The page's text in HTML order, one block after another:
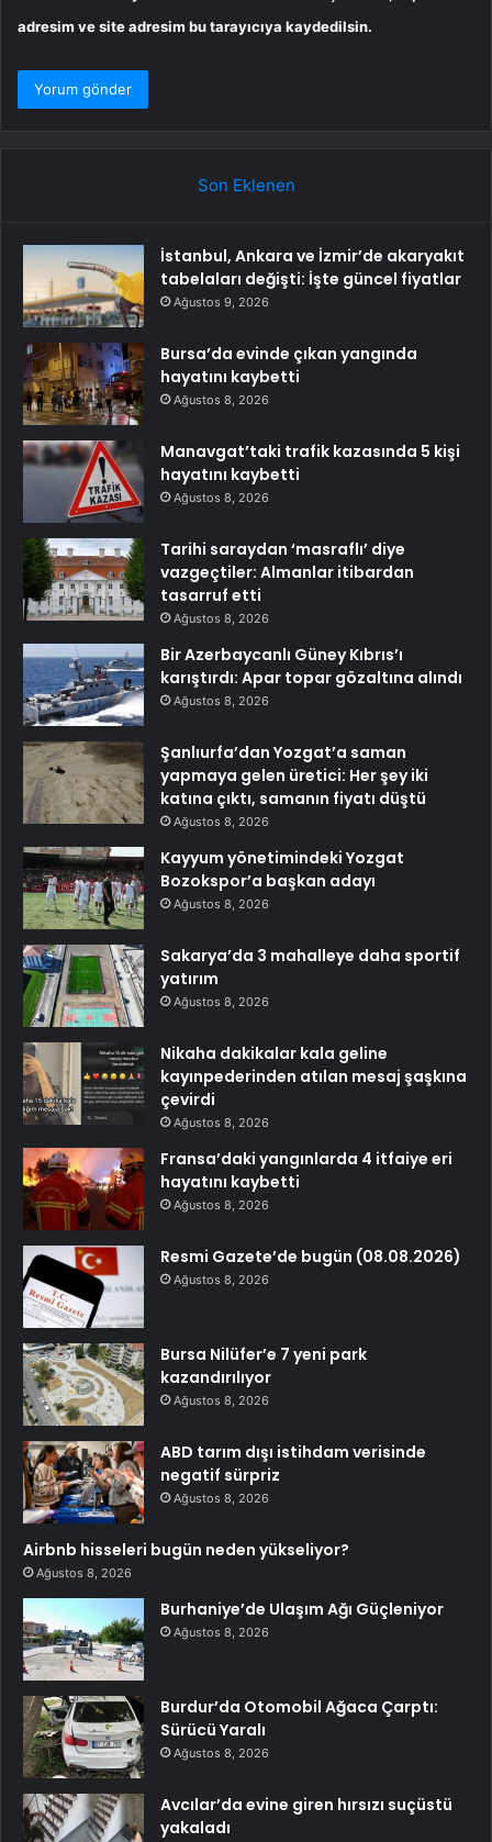
adresim ve site adresim bu tarayıcıya kaydedilsin.
Son Eklenen
İstanbul, Ankara ve İzmir’de akaryakıt
tabelaları değişti: İşte güncel fiyatlar
Ağustos 9, 2026
Bursa’da evinde çıkan yangında
hayatını kaybetti
Ağustos 8, 2026
Manavgat’taki trafik kazasında 5 kişi
hayatını kaybetti
Ağustos 8, 2026
Tarihi saraydan ‘masraflı’ diye
vazgeçtiler: Almanlar itibardan
tasarruf etti
Ağustos 8, 2026
Bir Azerbaycanlı Güney Kıbrıs’ı
karıştırdı: Apar topar gözaltına alındı
Ağustos 8, 2026
Şanlıurfa’dan Yozgat’a saman
yapmaya gelen üretici: Her şey iki
katına çıktı, samanın fiyatı düştü
Ağustos 8, 2026
Kayyum yönetimindeki Yozgat
Bozokspor’a başkan adayı
Ağustos 8, 2026
Sakarya’da 3 mahalleye daha sportif
yatırım
Ağustos 8, 2026
Nikaha dakikalar kala geline
kayınpederinden atılan mesaj şaşkına
çevirdi
Ağustos 8, 2026
Fransa’daki yangınlarda 4 itfaiye eri
hayatını kaybetti
Ağustos 8, 2026
Resmi Gazete’de bugün (08.08.2026)
Ağustos 8, 2026
Bursa Nilüfer’e 7 yeni park
kazandırılıyor
Ağustos 8, 2026
ABD tarım dışı istihdam verisinde
negatif sürpriz
Ağustos 8, 2026
Airbnb hisseleri bugün neden yükseliyor?
Ağustos 8, 2026
Burhaniye’de Ulaşım Ağı Güçleniyor
Ağustos 8, 2026
Burdur’da Otomobil Ağaca Çarptı:
Sürücü Yaralı
Ağustos 8, 2026
Avcılar’da evine giren hırsızı suçüstü
yakaladı